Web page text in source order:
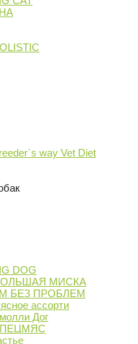
way Vet Diet
DOG
МИСКА
БЕЗ ПРОБЛЕМ
ассорти
Дог